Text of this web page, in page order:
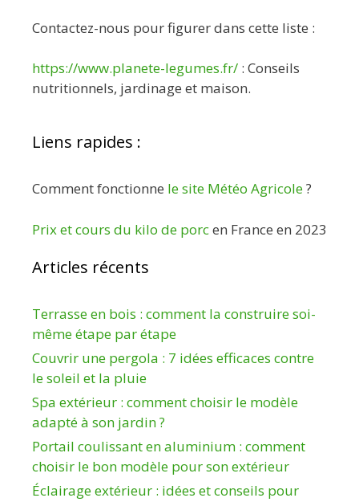
Contactez-nous pour figurer dans cette liste :
https://www.planete-legumes.fr/ : Conseils
nutritionnels, jardinage et maison.
Liens rapides :
Comment fonctionne le site Météo Agricole?
Prix et cours du kilo de porcen France en 2023
Articles récents
Terrasse en bois : comment la construire soi-
même étape par étape
Couvrir une pergola : 7 idées efficaces contre
le soleil et la pluie
Spa extérieur : comment choisir le modèle
adapté à son jardin ?
Portail coulissant en aluminium : comment
choisir le bon modèle pour son extérieur
Éclairage extérieur : idées et conseils pour